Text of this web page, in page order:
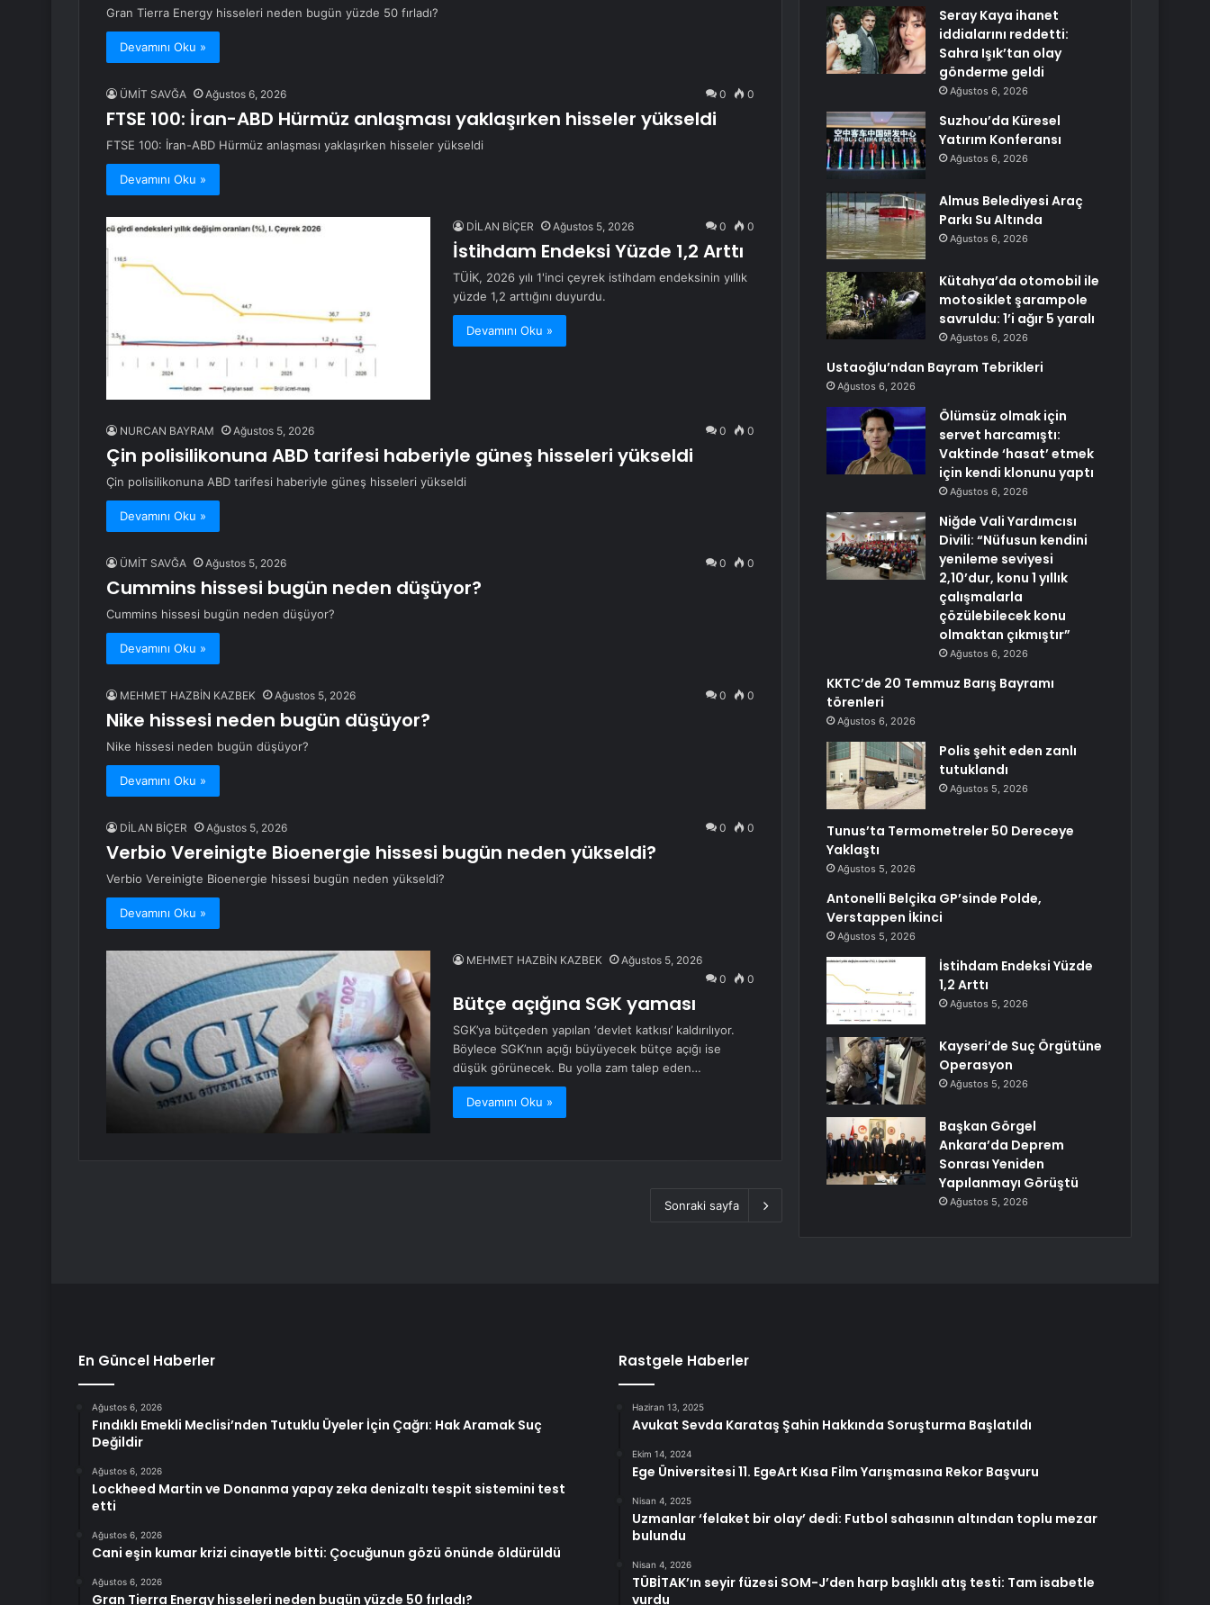
Gran Tierra Energy hisseleri neden bugün yüzde 50 fırladı?
Devamını Oku »
ÜMİT SAVĞA Ağustos 6, 2026 0 0
FTSE 100: İran-ABD Hürmüz anlaşması yaklaşırken hisseler yükseldi
FTSE 100: İran-ABD Hürmüz anlaşması yaklaşırken hisseler yükseldi
Devamını Oku »
DİLAN BİÇER Ağustos 5, 2026 0 0
İstihdam Endeksi Yüzde 1,2 Arttı
TÜİK, 2026 yılı 1'inci çeyrek istihdam endeksinin yıllık
yüzde 1,2 arttığını duyurdu.
Devamını Oku »
NURCAN BAYRAM Ağustos 5, 2026 0 0
Çin polisilikonuna ABD tarifesi haberiyle güneş hisseleri yükseldi
Çin polisilikonuna ABD tarifesi haberiyle güneş hisseleri yükseldi
Devamını Oku »
ÜMİT SAVĞA Ağustos 5, 2026 0 0
Cummins hissesi bugün neden düşüyor?
Cummins hissesi bugün neden düşüyor?
Devamını Oku »
MEHMET HAZBİN KAZBEK Ağustos 5, 2026 0 0
Nike hissesi neden bugün düşüyor?
Nike hissesi neden bugün düşüyor?
Devamını Oku »
DİLAN BİÇER Ağustos 5, 2026 0 0
Verbio Vereinigte Bioenergie hissesi bugün neden yükseldi?
Verbio Vereinigte Bioenergie hissesi bugün neden yükseldi?
Devamını Oku »
MEHMET HAZBİN KAZBEK
Ağustos 5, 2026
0
0
Bütçe açığına SGK yaması
SGK’ya bütçeden yapılan ‘devlet katkısı’ kaldırılıyor.
Böylece SGK’nın açığı büyüyecek bütçe açığı ise
düşük görünecek. Bu yolla zam talep eden…
Devamını Oku »
Sonraki sayfa
Seray Kaya ihanet
iddialarını reddetti:
Sahra Işık’tan olay
gönderme geldi
Ağustos 6, 2026
Suzhou’da Küresel
Yatırım Konferansı
Ağustos 6, 2026
Almus Belediyesi Araç
Parkı Su Altında
Ağustos 6, 2026
Kütahya’da otomobil ile
motosiklet şarampole
savruldu: 1’i ağır 5 yaralı
Ağustos 6, 2026
Ustaoğlu’ndan Bayram Tebrikleri
Ağustos 6, 2026
Ölümsüz olmak için
servet harcamıştı:
Vaktinde ‘hasat’ etmek
için kendi klonunu yaptı
Ağustos 6, 2026
Niğde Vali Yardımcısı
Divili: “Nüfusun kendini
yenileme seviyesi
2,10’dur, konu 1 yıllık
çalışmalarla
çözülebilecek konu
olmaktan çıkmıştır”
Ağustos 6, 2026
KKTC’de 20 Temmuz Barış Bayramı
törenleri
Ağustos 6, 2026
Polis şehit eden zanlı
tutuklandı
Ağustos 5, 2026
Tunus’ta Termometreler 50 Dereceye
Yaklaştı
Ağustos 5, 2026
Antonelli Belçika GP’sinde Polde,
Verstappen İkinci
Ağustos 5, 2026
İstihdam Endeksi Yüzde
1,2 Arttı
Ağustos 5, 2026
Kayseri’de Suç Örgütüne
Operasyon
Ağustos 5, 2026
Başkan Görgel
Ankara’da Deprem
Sonrası Yeniden
Yapılanmayı Görüştü
Ağustos 5, 2026
En Güncel Haberler
Ağustos 6, 2026
Fındıklı Emekli Meclisi’nden Tutuklu Üyeler İçin Çağrı: Hak Aramak Suç
Değildir
Ağustos 6, 2026
Lockheed Martin ve Donanma yapay zeka denizaltı tespit sistemini test
etti
Ağustos 6, 2026
Cani eşin kumar krizi cinayetle bitti: Çocuğunun gözü önünde öldürüldü
Ağustos 6, 2026
Gran Tierra Energy hisseleri neden bugün yüzde 50 fırladı?
Rastgele Haberler
Haziran 13, 2025
Avukat Sevda Karataş Şahin Hakkında Soruşturma Başlatıldı
Ekim 14, 2024
Ege Üniversitesi 11. EgeArt Kısa Film Yarışmasına Rekor Başvuru
Nisan 4, 2025
Uzmanlar ‘felaket bir olay’ dedi: Futbol sahasının altından toplu mezar
bulundu
Nisan 4, 2026
TÜBİTAK’ın seyir füzesi SOM-J’den harp başlıklı atış testi: Tam isabetle
vurdu